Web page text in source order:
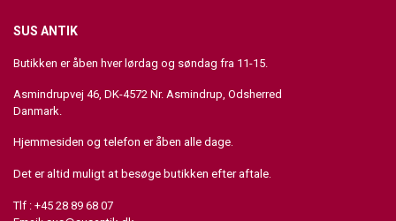
SUS ANTIK
Butikken er åben hver lørdag og søndag fra 11-15.
Asmindrupvej 46, DK-4572 Nr. Asmindrup, Odsherred
Danmark.
Hjemmesiden og telefon er åben alle dage.
Det er altid muligt at besøge butikken efter aftale.
Tlf : +45 28 89 68 07